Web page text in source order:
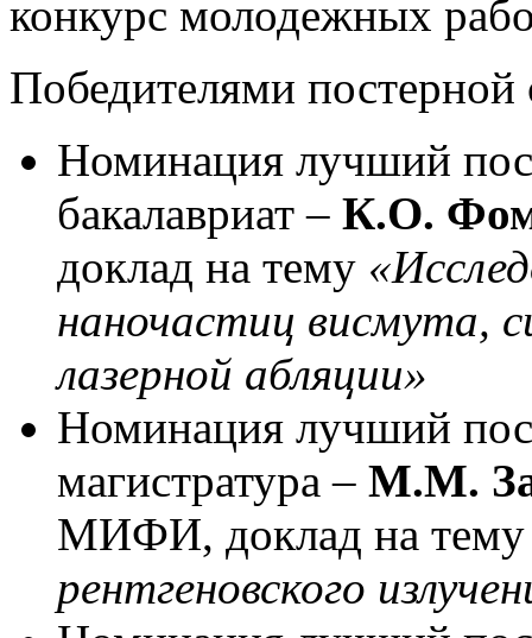
конкурс молодежных
Победителями постерной
Номинация лучший
бакалавриат – К.О.
доклад на тему
наночастиц висмута,
лазерной абляции»
Номинация лучший
магистратура – М.М.
МИФИ, доклад на
рентгеновского